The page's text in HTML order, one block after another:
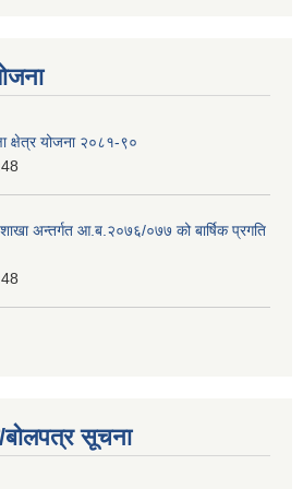
क्षेत्र योजना २०८१-९०
शाखा अन्तर्गत आ.ब.२०७६/०७७ को बार्षिक प्रगति
बोलपत्र सूचना